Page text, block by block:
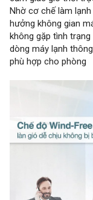
Nhờ cơ chế làm
hưởng không gian
không gặp tình
dòng máy lạnh
phù hợp cho phòng